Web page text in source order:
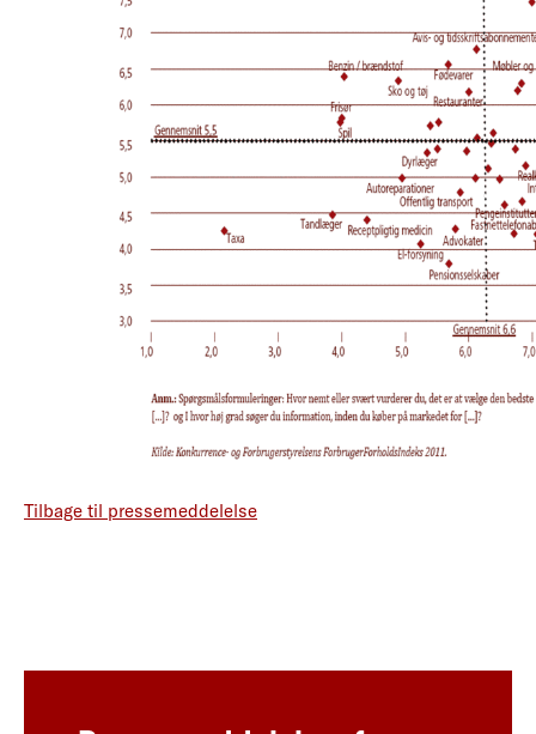
Tilbage til pressemeddelelse